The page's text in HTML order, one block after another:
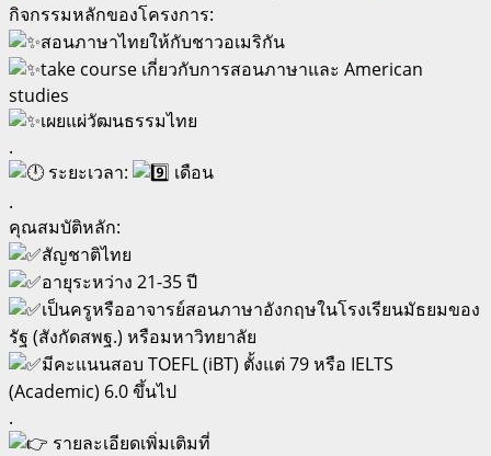
กิจกรรมหลักของโครงการ:
สอนภาษาไทยให้กับชาวอเมริกัน
take course เกี่ยวกับการสอนภาษาและ American
studies
เผยแผ่วัฒนธรรมไทย
.
ระยะเวลา:
เดือน
.
คุณสมบัติหลัก:
สัญชาติไทย
อายุระหว่าง 21-35 ปี
เป็นครูหรืออาจารย์สอนภาษาอังกฤษในโรงเรียนมัธยมของ
รัฐ (สังกัดสพฐ.) หรือมหาวิทยาลัย
มีคะแนนสอบ TOEFL (iBT) ตั้งแต่ 79 หรือ IELTS
(Academic) 6.0 ขึ้นไป
.
รายละเอียดเพิ่มเติมที่